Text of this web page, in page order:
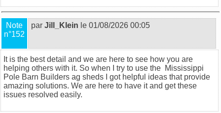
Note
n°152
par Jill_Klein le 01/08/2026 00:05
It is the best detail and we are here to see how you are
helping others with it. So when I try to use the Mississippi
Pole Barn Builders ag sheds I got helpful ideas that provide
amazing solutions. We are here to have it and get these
issues resolved easily.